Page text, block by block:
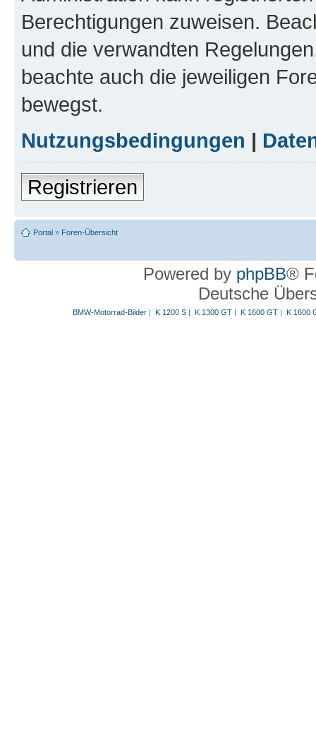
Berechtigungen zuweisen.
und die verwandten
beachte auch die jeweiligen
bewegst.
Nutzungsbedingungen |
Registrieren
Portal » Foren-Übersicht
Powered by phpBB®
Deutsche
BMW-Motorrad-Bilder| K 1200 S| K 1300 GT| K 1600 GT| K 1600